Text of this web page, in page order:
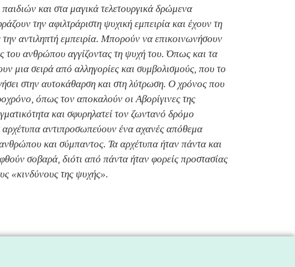
και στα μαγικά τελετουργικά δρώμενα
την αφιλτράριστη ψυχική εμπειρία και έχουν τη
αντιληπτή εμπειρία. Μπορούν να επικοινωνήσουν
του ανθρώπου αγγίζοντας τη ψυχή του. Όπως και τα
μια σειρά από αλληγορίες και συμβολισμούς, που το
στην αυτοκάθαρση και στη λύτρωση. Ο χρόνος που
όπως τον αποκαλούν οι Αβορίγινες της
και σφυρηλατεί τον ζωντανό δρόμο
αντιπροσωπεύουν ένα αχανές απόθεμα
και σύμπαντος. Τα αρχέτυπα ήταν πάντα και
σοβαρά, διότι από πάντα ήταν φορείς προστασίας
«κινδύνους της ψυχής».